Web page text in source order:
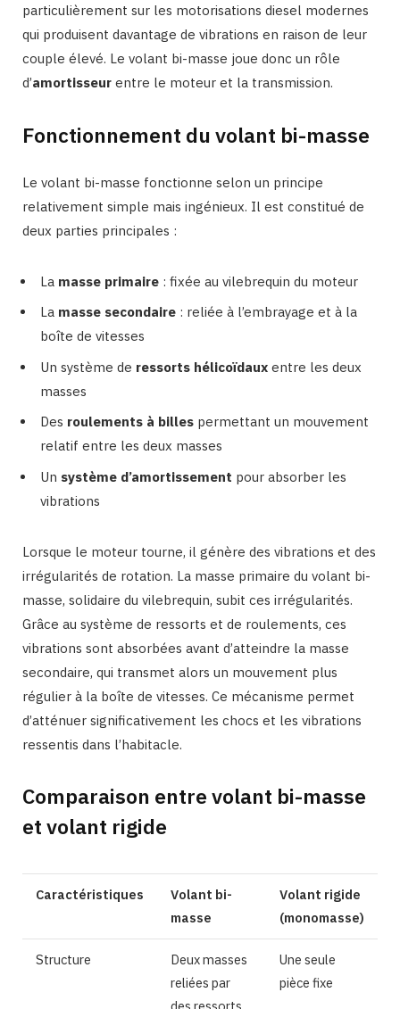
particulièrement sur les motorisations diesel modernes
qui produisent davantage de vibrations en raison de leur
couple élevé. Le volant bi-masse joue donc un rôle
d’amortisseur entre le moteur et la transmission.
Fonctionnement du volant bi-masse
Le volant bi-masse fonctionne selon un principe
relativement simple mais ingénieux. Il est constitué de
deux parties principales :
La masse primaire : fixée au vilebrequin du moteur
La masse secondaire : reliée à l’embrayage et à la
boîte de vitesses
Un système de ressorts hélicoïdaux entre les deux
masses
Des roulements à billes permettant un mouvement
relatif entre les deux masses
Un système d’amortissement pour absorber les
vibrations
Lorsque le moteur tourne, il génère des vibrations et des
irrégularités de rotation. La masse primaire du volant bi-
masse, solidaire du vilebrequin, subit ces irrégularités.
Grâce au système de ressorts et de roulements, ces
vibrations sont absorbées avant d’atteindre la masse
secondaire, qui transmet alors un mouvement plus
régulier à la boîte de vitesses. Ce mécanisme permet
d’atténuer significativement les chocs et les vibrations
ressentis dans l’habitacle.
Comparaison entre volant bi-masse
et volant rigide
Caractéristiques
Volant bi-
masse
Volant rigide
(monomasse)
Structure
Deux masses
reliées par
Une seule
pièce fixe